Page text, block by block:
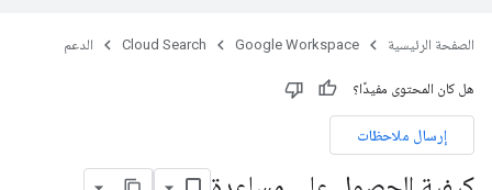
الصفحة الرئيسية Google Workspace
Cloud Search الدعم
هل كان المحتوى مفيدًا؟
إرسال ملاحظات